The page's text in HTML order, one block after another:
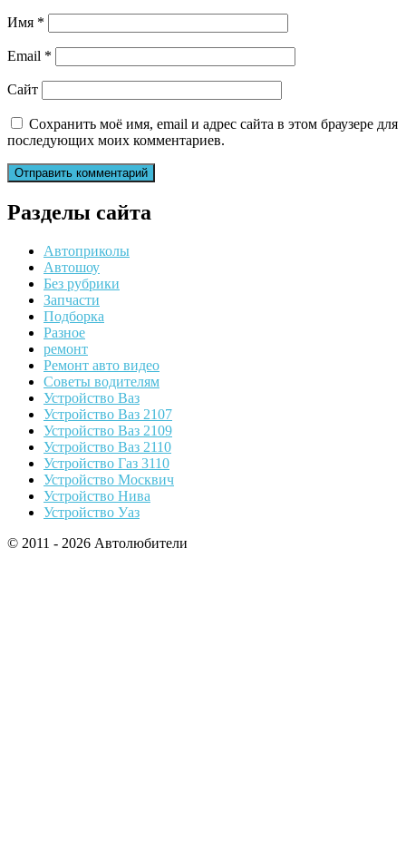
Имя *
Email *
Сайт
Сохранить моё имя, email и адрес сайта в этом браузере для
последующих моих комментариев.
Разделы сайта
Автоприколы
Автошоу
Без рубрики
Запчасти
Подборка
Разное
ремонт
Ремонт авто видео
Советы водителям
Устройство Ваз
Устройство Ваз 2107
Устройство Ваз 2109
Устройство Ваз 2110
Устройство Газ 3110
Устройство Москвич
Устройство Нива
Устройство Уаз
© 2011 - 2026 Автолюбители